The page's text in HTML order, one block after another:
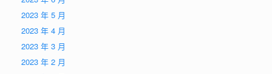
2023 年 5 月
2023 年 4 月
2023 年 3 月
2023 年 2 月